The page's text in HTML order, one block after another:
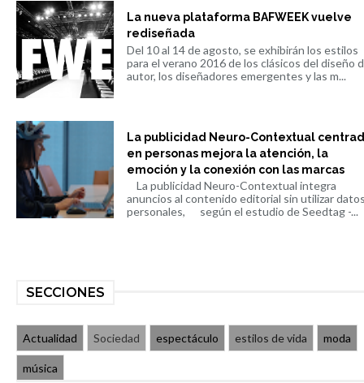
La nueva plataforma BAFWEEK vuelve
rediseñada
Del 10 al 14 de agosto, se exhibirán los estilos
para el verano 2016 de los clásicos del diseño
autor, los diseñadores emergentes y las m...
La publicidad Neuro-Contextual
en personas mejora la atención, la
emoción y la conexión con las marcas
La publicidad Neuro-Contextual integra
anuncios al contenido editorial sin utilizar
personales, según el estudio de Seedtag -...
SECCIONES
Actualidad Sociedad espectáculo estilos de vida moda
música